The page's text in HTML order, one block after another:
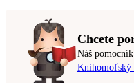
Chcete
Náš
Knihomoľský